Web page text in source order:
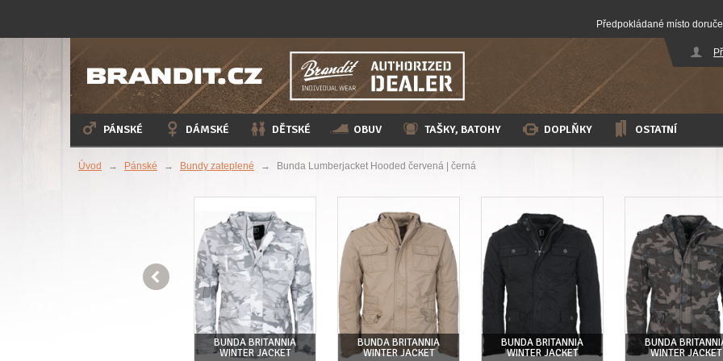
Předpokládané místo
PÁNSKÉ DÁMSKÉ DĚTSKÉ OBUV TAŠKY, BATOHY DOPLŇKY OSTATNÍ
Úvod → Pánské → Bundy zateplené → Bunda Lumberjacket Hooded červená | černá

BUNDA BRITANNIA
WINTER JACKET
BUNDA BRITANNIA
WINTER JACKET
BUNDA BRITANNIA
WINTER JACKET
BUNDA
WINTER JACKET